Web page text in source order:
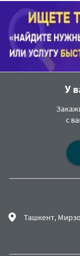
У
с
Ташкент,